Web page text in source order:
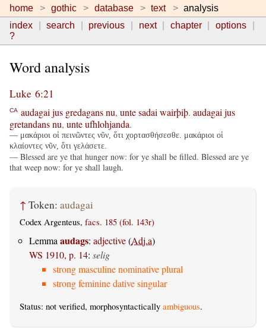
home gothic database text
analysis
index
search previous next chapter
options
?
Word analysis
Luke 6:21
CA audagai jus gredagansnu, untesadai wairþiþ. audagai jus
gretandansnu, unteufhlohjanda.
— μακάριοι οἱ πεινῶντες νῦν, ὅτι χορτασθήσεσθε. μακάριοι οἱ
κλαίοντες νῦν, ὅτι γελάσετε.
— Blessed are ye that hunger now: for ye shall be filled. Blessed are ye
that weep now: for ye shall laugh.
↑ Token: audagai
Codex Argenteus, facs. 185 (fol. 143r)
Lemma audags: adjective(Adj.a)
WS 1910, p. 14: selig
strong masculine nominative plural
strong feminine dative singular
Status: not verified, morphosyntactically ambiguous.